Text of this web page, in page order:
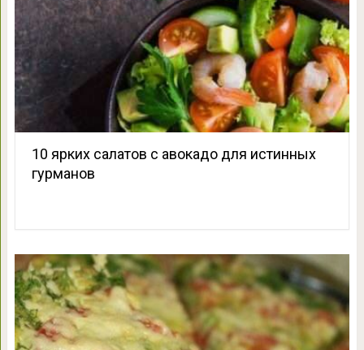
10 ярких салатов с авокадо для истинных
гурманов